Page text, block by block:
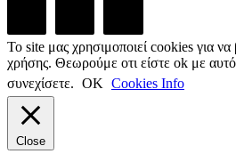
Το site μας χρησιμοποιεί cookies για να
χρήσης. Θεωρούμε οτι είστε ok με
συνεχίσετε. ΟΚ Cookies Info
Close